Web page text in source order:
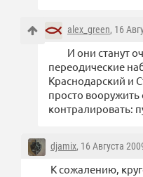
alex_green, 16
И они станут
переодические
Краснодарский и
просто вооружить
контралировать:
djamix, 16 Августа
К сожалению,